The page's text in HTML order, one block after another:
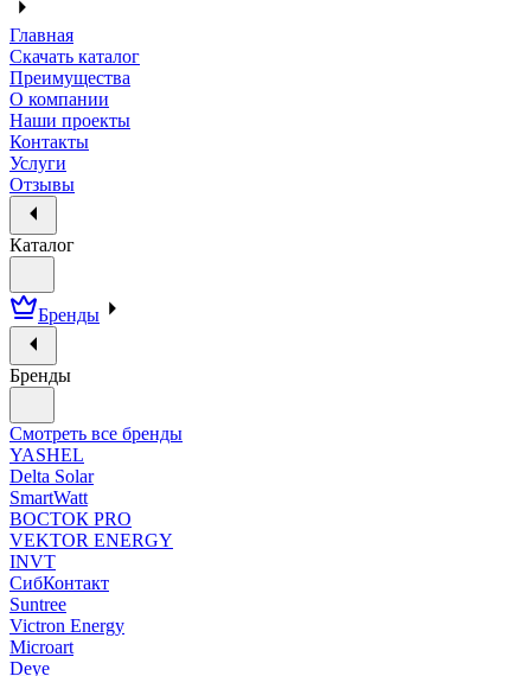
Главная
Скачать каталог
Преимущества
О компании
Наши проекты
Контакты
Услуги
Отзывы
Каталог
Бренды
Бренды
Смотреть все бренды
YASHEL
Delta Solar
SmartWatt
ВОСТОК PRO
VEKTOR ENERGY
INVT
СибКонтакт
Suntree
Victron Energy
Microart
Deye